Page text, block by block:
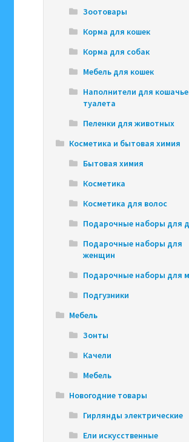
Зоотовары
Корма для кошек
Корма для собак
Мебель для кошек
Наполнители для
туалета
Пеленки для животных
Косметика и бытовая химия
Бытовая химия
Косметика
Косметика для волос
Подарочные наборы для
Подарочные наборы для
женщин
Подарочные наборы для
Подгузники
Мебель
Зонты
Качели
Мебель
Новогодние товары
Гирлянды электрические
Ели искусственные